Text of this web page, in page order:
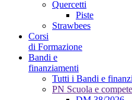
Quercetti
Piste
Strawbees
Corsi
di Formazione
Bandi e
finanziamenti
Tutti i Bandi e
PN Scuola e